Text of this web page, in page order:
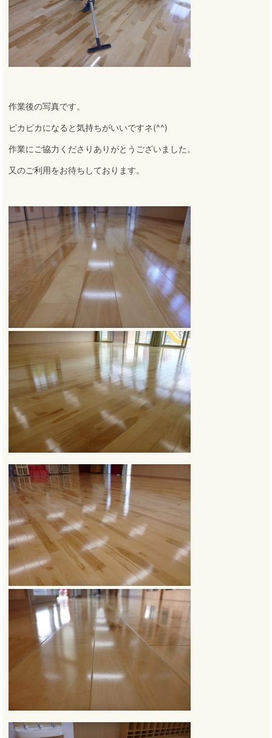
作業後の写真です。
ピカピカになると気持ちがいいですネ(^^)
作業にご協力くださりありがとうございました 。
又のご利用をお待ちしております。